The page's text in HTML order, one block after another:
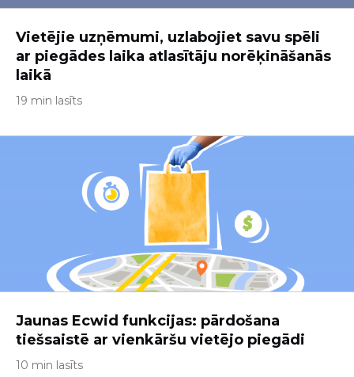
Vietējie uzņēmumi, uzlabojiet savu spēli
ar piegādes laika atlasītāju norēķināšanās
laikā
19 min lasīts
Jaunas Ecwid funkcijas: pārdošana
tiešsaistē ar vienkāršu vietējo piegādi
10 min lasīts